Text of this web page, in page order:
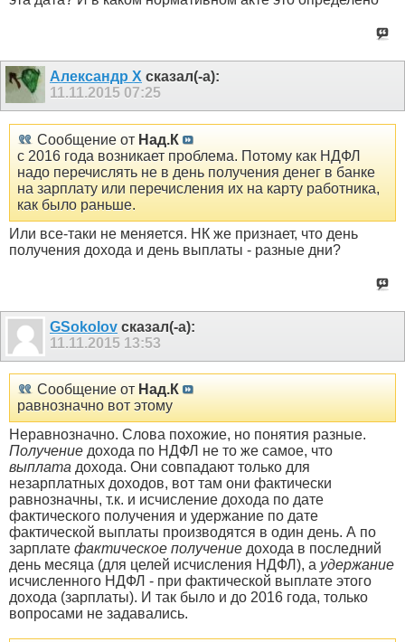
Александр Х сказал(-а):
11.11.2015 07:25
Сообщение от Над.К
с 2016 года возникает проблема. Потому как НДФЛ
надо перечислять не в день получения денег в банке
на зарплату или перечисления их на карту работника,
как было раньше.
Или все-таки не меняется. НК же признает, что день
получения дохода и день выплаты - разные дни?
GSokolov сказал(-а):
11.11.2015 13:53
Сообщение от Над.К
равнозначно вот этому
Неравнозначно. Слова похожие, но понятия разные.
Получение дохода по НДФЛ не то же самое, что
выплата дохода. Они совпадают только для
незарплатных доходов, вот там они фактически
равнозначны, т.к. и исчисление дохода по дате
фактического получения и удержание по дате
фактической выплаты производятся в один день. А по
зарплате фактическое получение дохода в последний
день месяца (для целей исчисления НДФЛ), а удержание
исчисленного НДФЛ - при фактической выплате этого
дохода (зарплаты). И так было и до 2016 года, только
вопросами не задавались.